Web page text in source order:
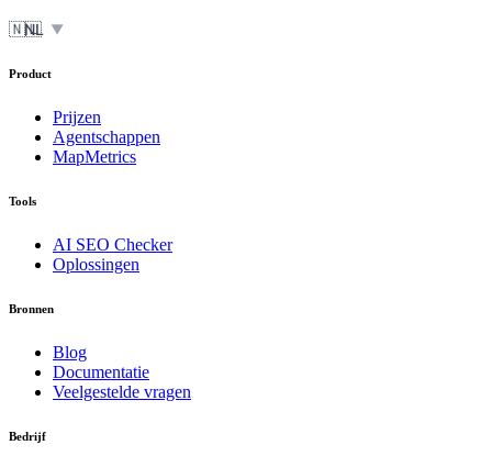
🇳🇱
NL ▼
Product
Prijzen
Agentschappen
MapMetrics
Tools
AI SEO Checker
Oplossingen
Bronnen
Blog
Documentatie
Veelgestelde vragen
Bedrijf